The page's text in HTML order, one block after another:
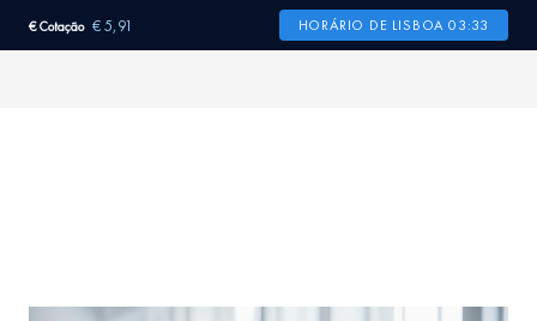
€ Cotação € 5,91 HORÁRIO DE LISBOA 03:33